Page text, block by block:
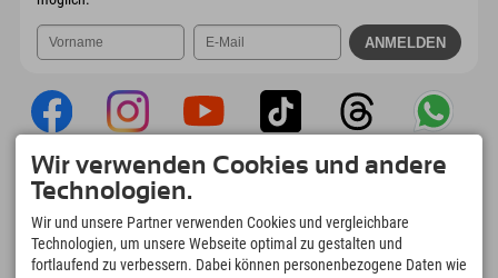
Explorer App
Upload Deiner #ExplorerMoments, Mein
Explorer To Go mit Buchungsübersicht,
Bucketlist, Restaurantübersicht uvm. Jetzt
downloaden!
Wir verwenden Cookies und andere
Technologien.
Wir und unsere Partner verwenden Cookies und vergleichbare
Technologien, um unsere Webseite optimal zu gestalten und
fortlaufend zu verbessern. Dabei können personenbezogene Daten wie